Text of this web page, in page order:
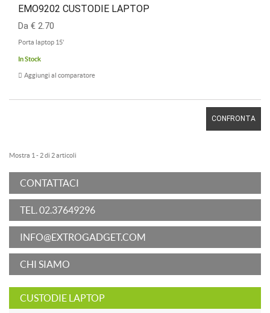
EMO9202 CUSTODIE LAPTOP
Da € 2.70
Porta laptop 15'
In Stock
Aggiungi al comparatore
CONFRONTA
Mostra 1 - 2 di 2 articoli
CONTATTACI
TEL. 02.37649296
INFO@EXTROGADGET.COM
CHI SIAMO
CUSTODIE LAPTOP